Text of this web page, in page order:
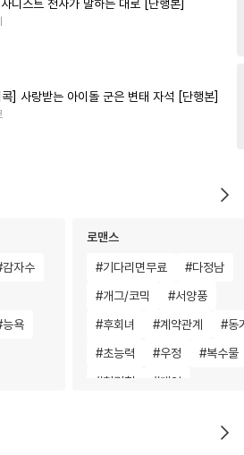
디스트 천사가 말하는 대로 [단행본]
콕] 사랑받는 아이돌 군은 변태 자석 [단행본]
감자수
능욕
로맨스
#기다리면무료 #다정남
#개그/코믹 #서양풍
#후회녀 #계약관계 #동
#초능력 #우정 #복수물
#첫경험 #게임
무심